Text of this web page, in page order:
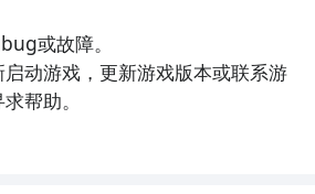
测时间的关注方法就讲到这里，
握好以上三种技巧了呢，随时随
或故障。
动游戏，更新游戏版本或联系游
帮助。